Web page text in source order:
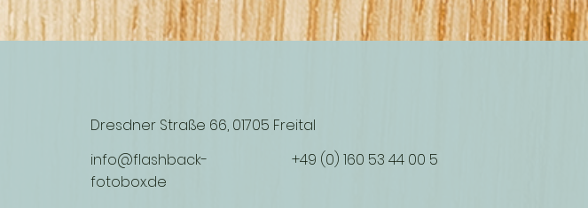
Dresdner Straße 66, 01705 Freital
info@flashback-
fotobox.de
+49 (0) 160 53 44 00 5